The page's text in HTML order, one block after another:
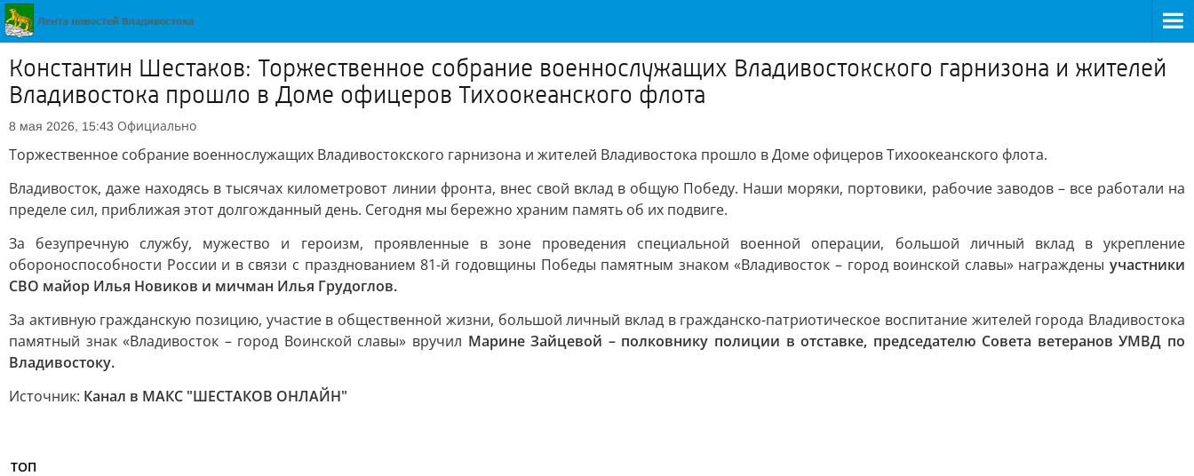
Константин Шестаков: Торжественное собрание военнослужащих Владивостокского гарнизона и жителей
Владивостока прошло в Доме офицеров Тихоокеанского флота
8 мая 2026, 15:43 Официально
Торжественное собрание военнослужащих Владивостокского гарнизона и жителей Владивостока прошло в Доме офицеров Тихоокеанского флота.
Владивосток, даже находясь в тысячах километровот линии фронта, внес свой вклад в общую Победу. Наши моряки, портовики, рабочие заводов – все работали на
пределе сил, приближая этот долгожданный день. Сегодня мы бережно храним память об их подвиге.
За безупречную службу, мужество и героизм, проявленные в зоне проведения специальной военной операции, большой личный вклад в укрепление
обороноспособности России и в связи с празднованием 81-й годовщины Победы памятным знаком «Владивосток – город воинской славы» награждены участники
СВО майор Илья Новиков и мичман Илья Грудоглов.
За активную гражданскую позицию, участие в общественной жизни, большой личный вклад в гражданско-патриотическое воспитание жителей города Владивостока
памятный знак «Владивосток – город Воинской славы» вручил Марине Зайцевой – полковнику полиции в отставке, председателю Совета ветеранов УМВД по
Владивостоку.
Источник: Канал в МАКС "ШЕСТАКОВ ОНЛАЙН"
ТОП